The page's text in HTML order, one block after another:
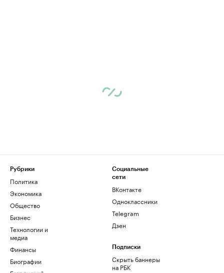
Рубрики
Политика
Экономика
Общество
Бизнес
Технологии и
медиа
Финансы
Биографии
Социальные
сети
ВКонтакте
Одноклассники
Telegram
Дзен
Подписки
Скрыть баннеры
на РБК